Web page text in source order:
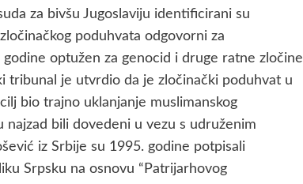
za bivšu Jugoslaviju identificirani su
poduhvata odgovorni za
optužen za genocid i druge ratne zločine
tribunal je utvrdio da je zločinački poduhvat u
bio trajno uklanjanje muslimanskog
najzad bili dovedeni u vezu s udruženim
iz Srbije su 1995. godine potpisali
Srpsku na osnovu “Patrijarhovog